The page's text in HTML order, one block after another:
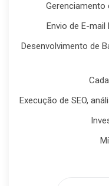
Gerenciamento
Envio de E-
Desenvolvimento de
Execução de SEO,